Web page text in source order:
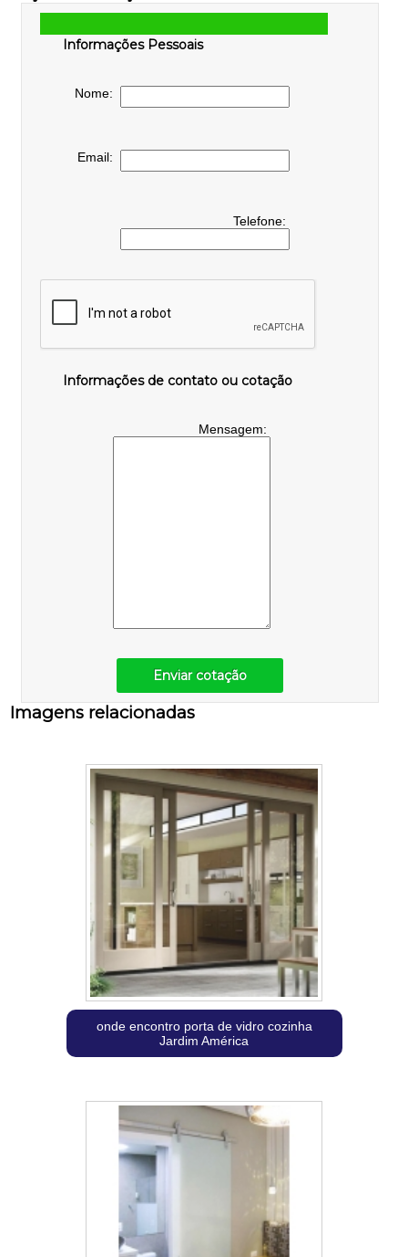
Informações Pessoais
Nome:
Email:
Telefone:
Informações de contato ou cotação
Mensagem:
Enviar cotação
Imagens relacionadas
onde encontro porta de vidro cozinha
Jardim América